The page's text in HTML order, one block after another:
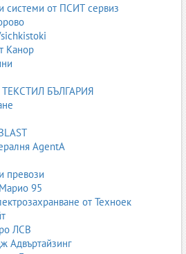
и налягане.
на масла
най-честите услуги в
и рециклиране;
масло.
гарантира чиста и безопасна
системи
за сервизи, които
на автомобили.
системи от ПСИТ сервиз
Канор
ТЕКСТИЛ БЪЛГАРИЯ
AgentA
превози
95
от Техноек
ЛСВ
Адвъртайзинг